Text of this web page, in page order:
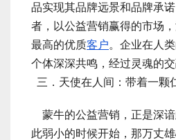
品实现其品牌远景和品牌承
者，以公益营销赢得的市场
最高的优质客户。企业在人
个体深深共鸣，经过灵魂的交
三．天使在人间：带着一颗
蒙牛的公益营销，正是深
此弱小的时候开始，那万丈